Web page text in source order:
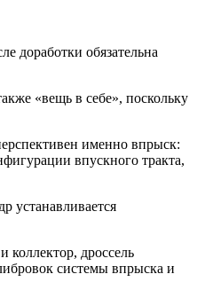
доработки обязательна
«вещь в себе», поскольку
именно впрыск:
впускного тракта,
устанавливается
коллектор, дроссель
системы впрыска и